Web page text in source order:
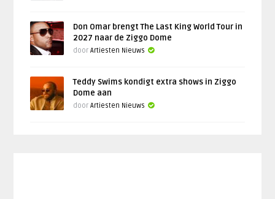
Don Omar brengt The Last King World Tour in
2027 naar de Ziggo Dome
doorArtiesten Nieuws
Teddy Swims kondigt extra shows in Ziggo
Dome aan
doorArtiesten Nieuws